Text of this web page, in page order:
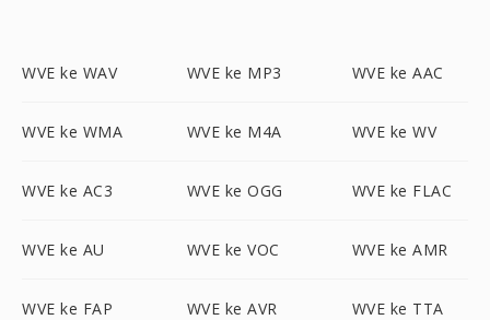
WVE ke WAV WVE ke MP3 WVE ke AAC
WVE ke WMA WVE ke M4A WVE ke WV
WVE ke AC3 WVE ke OGG WVE ke FLAC
WVE ke AU WVE ke VOC WVE ke AMR
WVE ke FAP WVE ke AVR WVE ke TTA